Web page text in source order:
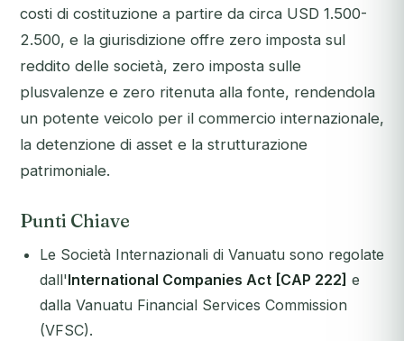
costi di costituzione a partire da circa USD 1.500-
2.500, e la giurisdizione offre zero imposta sul
reddito delle società, zero imposta sulle
plusvalenze e zero ritenuta alla fonte, rendendola
un potente veicolo per il commercio internazionale,
la detenzione di asset e la strutturazione
patrimoniale.
Punti Chiave
Le Società Internazionali di Vanuatu sono regolate
dall'International Companies Act [CAP 222] e
dalla Vanuatu Financial Services Commission
(VFSC).